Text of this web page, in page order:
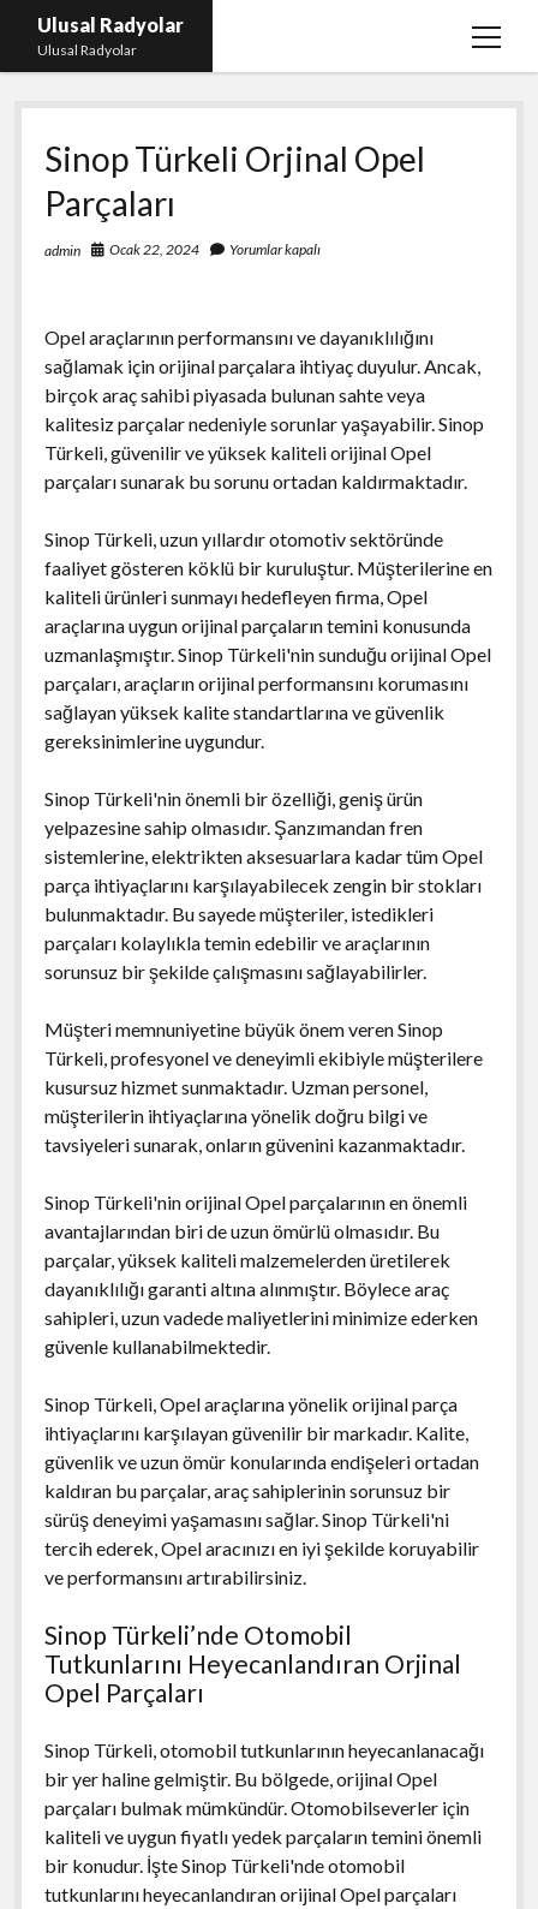
Ulusal Radyolar
Ulusal Radyolar
menüyü
Ana Başlık: Discord Instagram Botu
Instagram Beğeni Kazanma Ücretsiz
Liste
Sayfa Listesi
Sinop Türkeli Orjinal Opel
Parçaları
admin Ocak 22, 2024 Yorumlar kapalı
Opel araçlarının performansını ve dayanıklılığını
sağlamak için orijinal parçalara ihtiyaç duyulur. Ancak,
birçok araç sahibi piyasada bulunan sahte veya
kalitesiz parçalar nedeniyle sorunlar yaşayabilir. Sinop
Türkeli, güvenilir ve yüksek kaliteli orijinal Opel
parçaları sunarak bu sorunu ortadan kaldırmaktadır.
Sinop Türkeli, uzun yıllardır otomotiv sektöründe
faaliyet gösteren köklü bir kuruluştur. Müşterilerine en
kaliteli ürünleri sunmayı hedefleyen firma, Opel
araçlarına uygun orijinal parçaların temini konusunda
uzmanlaşmıştır. Sinop Türkeli'nin sunduğu orijinal Opel
parçaları, araçların orijinal performansını korumasını
sağlayan yüksek kalite standartlarına ve güvenlik
gereksinimlerine uygundur.
Sinop Türkeli'nin önemli bir özelliği, geniş ürün
yelpazesine sahip olmasıdır. Şanzımandan fren
sistemlerine, elektrikten aksesuarlara kadar tüm Opel
parça ihtiyaçlarını karşılayabilecek zengin bir stokları
bulunmaktadır. Bu sayede müşteriler, istedikleri
parçaları kolaylıkla temin edebilir ve araçlarının
sorunsuz bir şekilde çalışmasını sağlayabilirler.
Müşteri memnuniyetine büyük önem veren Sinop
Türkeli, profesyonel ve deneyimli ekibiyle müşterilere
kusursuz hizmet sunmaktadır. Uzman personel,
müşterilerin ihtiyaçlarına yönelik doğru bilgi ve
tavsiyeleri sunarak, onların güvenini kazanmaktadır.
Sinop Türkeli'nin orijinal Opel parçalarının en önemli
avantajlarından biri de uzun ömürlü olmasıdır. Bu
parçalar, yüksek kaliteli malzemelerden üretilerek
dayanıklılığı garanti altına alınmıştır. Böylece araç
sahipleri, uzun vadede maliyetlerini minimize ederken
güvenle kullanabilmektedir.
Sinop Türkeli, Opel araçlarına yönelik orijinal parça
ihtiyaçlarını karşılayan güvenilir bir markadır. Kalite,
güvenlik ve uzun ömür konularında endişeleri ortadan
kaldıran bu parçalar, araç sahiplerinin sorunsuz bir
sürüş deneyimi yaşamasını sağlar. Sinop Türkeli'ni
tercih ederek, Opel aracınızı en iyi şekilde koruyabilir
ve performansını artırabilirsiniz.
Sinop Türkeli’nde Otomobil
Tutkunlarını Heyecanlandıran Orjinal
Opel Parçaları
Sinop Türkeli, otomobil tutkunlarının heyecanlanacağı
bir yer haline gelmiştir. Bu bölgede, orijinal Opel
parçaları bulmak mümkündür. Otomobilseverler için
kaliteli ve uygun fiyatlı yedek parçaların temini önemli
bir konudur. İşte Sinop Türkeli'nde otomobil
tutkunlarını heyecanlandıran orijinal Opel parçaları